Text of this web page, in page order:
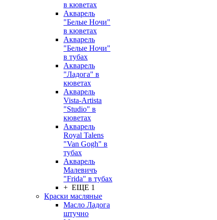
в кюветах
Акварель
"Белые Ночи"
в кюветах
Акварель
"Белые Ночи"
в тубах
Акварель
"Ладога" в
кюветах
Акварель
Vista-Artista
"Studio" в
кюветах
Акварель
Royal Talens
"Van Gogh" в
тубах
Акварель
Малевичъ
"Frida" в тубах
+ ЕЩЕ 1
Краски масляные
Масло Ладога
штучно